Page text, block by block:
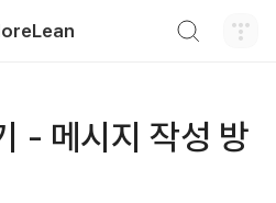
- 메시지 작성 방